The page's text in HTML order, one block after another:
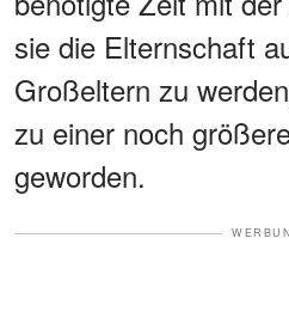
sie die Elternschaft
Großeltern zu
zu einer noch
geworden.